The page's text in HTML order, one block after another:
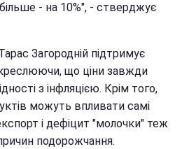
- на 10%", - стверджує
Загородній підтримує
що ціни завжди
з інфляцією. Крім того,
можуть впливати самі
і дефіцит "молочки" теж
подорожчання.